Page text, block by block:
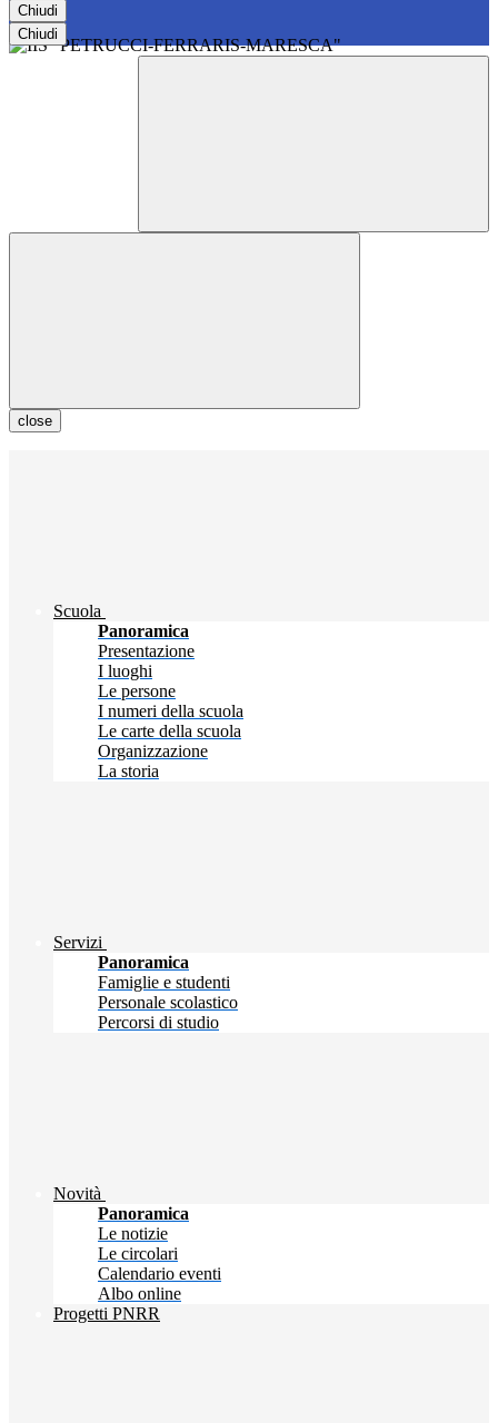
Chiudi
Chiudi
close
Scuola
Panoramica
Presentazione
I luoghi
Le persone
I numeri della scuola
Le carte della scuola
Organizzazione
La storia
Servizi
Panoramica
Famiglie e studenti
Personale scolastico
Percorsi di studio
Novità
Panoramica
Le notizie
Le circolari
Calendario eventi
Albo online
Progetti PNRR